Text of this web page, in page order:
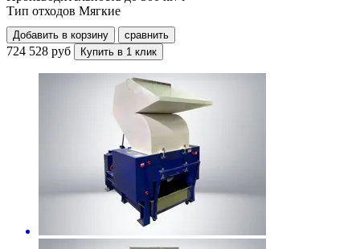
Тип отходов Мягкие
Добавить в корзину сравнить
724 528 руб Купить в 1 клик